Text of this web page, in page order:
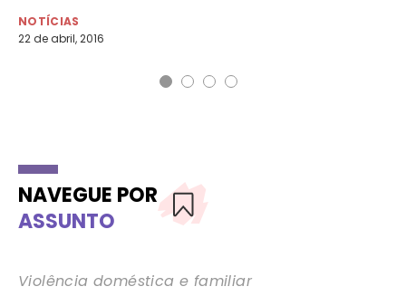
NOTÍCIAS
22 de abril, 2016
NAVEGUE POR
ASSUNTO
Violência doméstica e familiar